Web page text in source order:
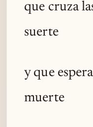
que cruza
suerte
y que
muerte